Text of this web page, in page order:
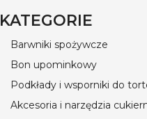
KATEGORIE
Barwniki spożywcze
Bon upominkowy
Podkłady i wsporniki do
Akcesoria i narzędzia